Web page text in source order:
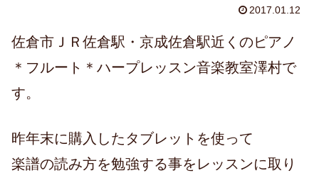
2017.01.12
佐倉市ＪＲ佐倉駅・京成佐倉駅近くのピアノ
＊フルート＊ハープレッスン音楽教室澤村で
す。
昨年末に購入したタブレットを使って
楽譜の読み方を勉強する事をレッスンに取り